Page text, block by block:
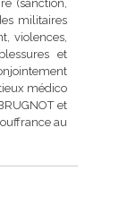
(sanction,
militaires
violences,
et
médico
et
au